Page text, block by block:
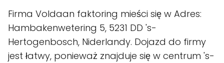
Firma Voldaan faktoring mieści się w Adres:
Hambakenwetering 5, 5231 DD 's-
Hertogenbosch, Niderlandy. Dojazd do firmy
jest łatwy, ponieważ znajduje się w centrum 's-